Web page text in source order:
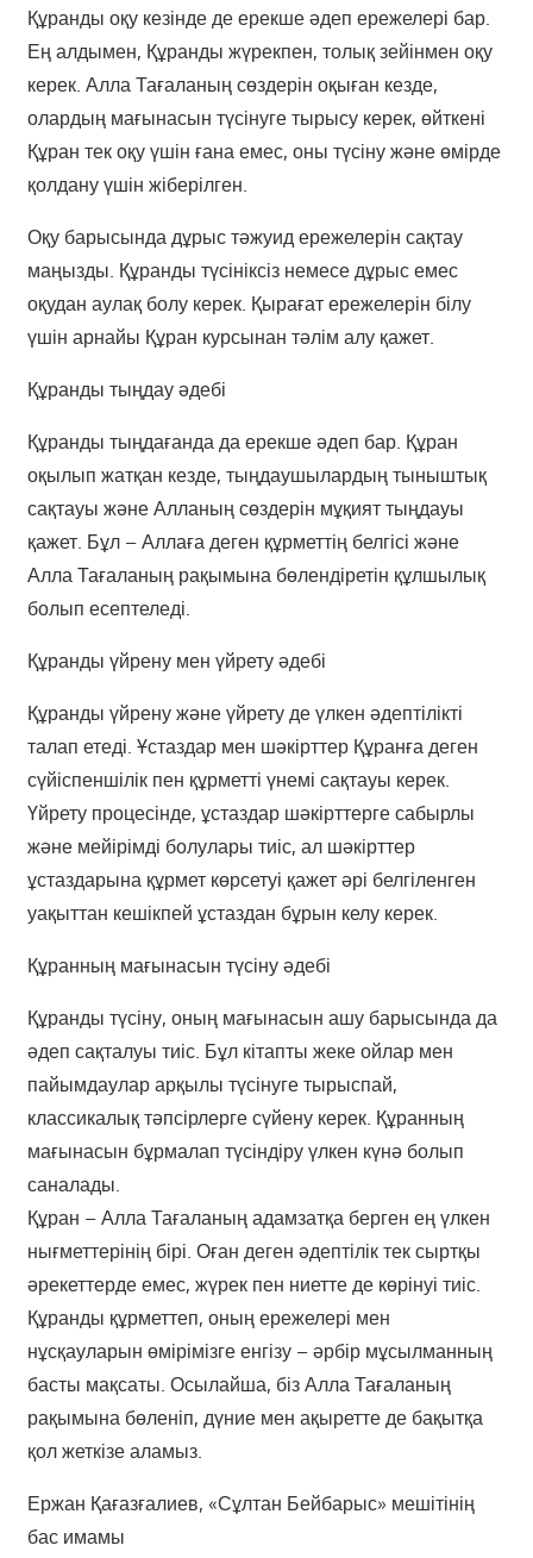
Құранды оқу кезінде де ерекше әдеп ережелері бар.
Ең алдымен, Құранды жүрекпен, толық зейінмен оқу
керек. Алла Тағаланың сөздерін оқыған кезде,
олардың мағынасын түсінуге тырысу керек, өйткені
Құран тек оқу үшін ғана емес, оны түсіну және өмірде
қолдану үшін жіберілген.
Оқу барысында дұрыс тәжуид ережелерін сақтау
маңызды. Құранды түсініксіз немесе дұрыс емес
оқудан аулақ болу керек. Қырағат ережелерін білу
үшін арнайы Құран курсынан тәлім алу қажет.
Құранды тыңдау әдебі
Құранды тыңдағанда да ерекше әдеп бар. Құран
оқылып жатқан кезде, тыңдаушылардың тыныштық
сақтауы және Алланың сөздерін мұқият тыңдауы
қажет. Бұл – Аллаға деген құрметтің белгісі және
Алла Тағаланың рақымына бөлендіретін құлшылық
болып есептеледі.
Құранды үйрену мен үйрету әдебі
Құранды үйрену және үйрету де үлкен әдептілікті
талап етеді. Ұстаздар мен шәкірттер Құранға деген
сүйіспеншілік пен құрметті үнемі сақтауы керек.
Үйрету процесінде, ұстаздар шәкірттерге сабырлы
және мейірімді болулары тиіс, ал шәкірттер
ұстаздарына құрмет көрсетуі қажет әрі белгіленген
уақыттан кешікпей ұстаздан бұрын келу керек.
Құранның мағынасын түсіну әдебі
Құранды түсіну, оның мағынасын ашу барысында да
әдеп сақталуы тиіс. Бұл кітапты жеке ойлар мен
пайымдаулар арқылы түсінуге тырыспай,
классикалық тәпсірлерге сүйену керек. Құранның
мағынасын бұрмалап түсіндіру үлкен күнә болып
саналады.
Құран – Алла Тағаланың адамзатқа берген ең үлкен
нығметтерінің бірі. Оған деген әдептілік тек сыртқы
әрекеттерде емес, жүрек пен ниетте де көрінуі тиіс.
Құранды құрметтеп, оның ережелері мен
нұсқауларын өмірімізге енгізу – әрбір мұсылманның
басты мақсаты. Осылайша, біз Алла Тағаланың
рақымына бөленіп, дүние мен ақыретте де бақытқа
қол жеткізе аламыз.
Ержан Қағазғалиев, «Сұлтан Бейбарыс» мешітінің
бас имамы